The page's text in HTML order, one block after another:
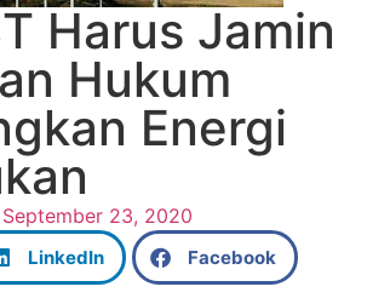
Harus Jamin
Hukum
Energi
September 23, 2020
LinkedIn Facebook